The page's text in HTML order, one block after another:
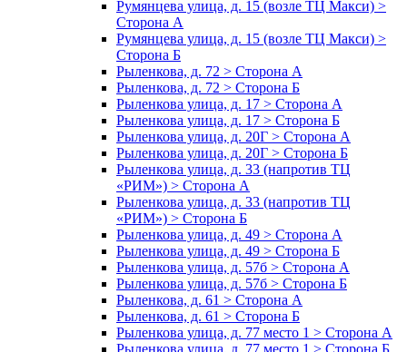
Румянцева улица, д. 15 (возле ТЦ Макси) >
Сторона А
Румянцева улица, д. 15 (возле ТЦ Макси) >
Сторона Б
Рыленкова, д. 72 > Сторона А
Рыленкова, д. 72 > Сторона Б
Рыленкова улица, д. 17 > Сторона А
Рыленкова улица, д. 17 > Сторона Б
Рыленкова улица, д. 20Г > Сторона А
Рыленкова улица, д. 20Г > Сторона Б
Рыленкова улица, д. 33 (напротив ТЦ
«РИМ») > Сторона А
Рыленкова улица, д. 33 (напротив ТЦ
«РИМ») > Сторона Б
Рыленкова улица, д. 49 > Сторона А
Рыленкова улица, д. 49 > Сторона Б
Рыленкова улица, д. 57б > Сторона А
Рыленкова улица, д. 57б > Сторона Б
Рыленкова, д. 61 > Сторона А
Рыленкова, д. 61 > Сторона Б
Рыленкова улица, д. 77 место 1 > Сторона А
Рыленкова улица, д. 77 место 1 > Сторона Б